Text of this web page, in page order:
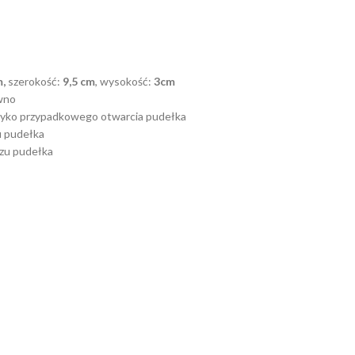
szerokość: 9,5 cm, wysokość: 3cm
przypadkowego otwarcia pudełka
pudełka